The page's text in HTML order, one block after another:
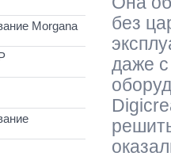
без
даже
Morgana